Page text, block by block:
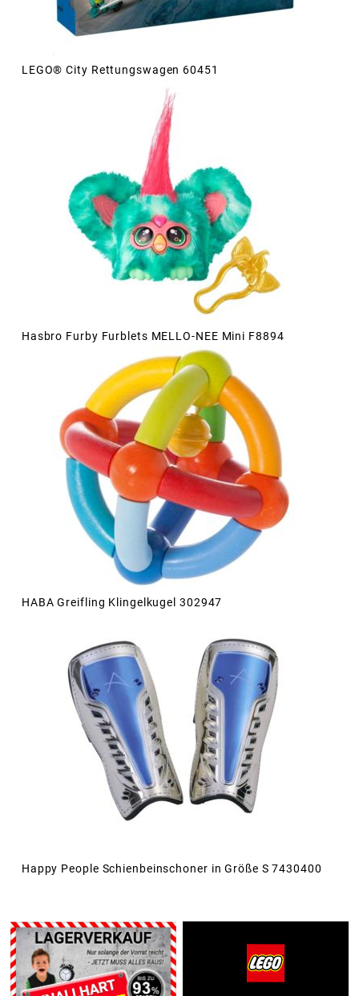
LEGO® City Rettungswagen 60451
Hasbro Furby Furblets MELLO-NEE Mini F8894
HABA Greifling Klingelkugel 302947
Happy People Schienbeinschoner in Größe S 7430400